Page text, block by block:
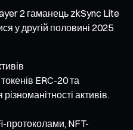
2 гаманець zkSync Lite
у другій половині 2025
ERC-20 та
активів.
протоколами, NFT-